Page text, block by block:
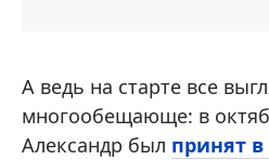
А ведь на старте все
многообещающе: в
Александр был принят